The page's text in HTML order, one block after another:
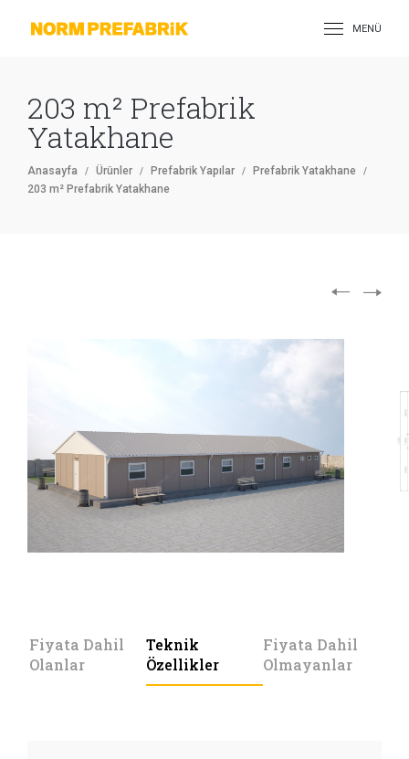
MENÜ
203 m² Prefabrik
Yatakhane
Anasayfa Ürünler Prefabrik Yapılar
Prefabrik Yatakhane
203 m² Prefabrik Yatakhane
Fiyata Dahil
Olanlar
Teknik
Özellikler
Fiyata Dahil
Olmayanlar